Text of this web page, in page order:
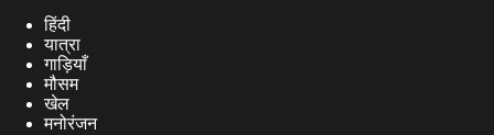
हिंदी
यात्रा
गाड़ियाँ
मौसम
खेल
मनोरंजन